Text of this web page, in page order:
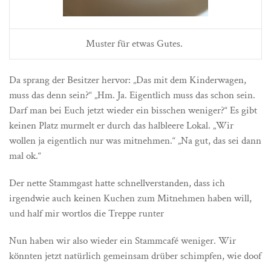
Muster für etwas Gutes.
Da sprang der Besitzer hervor: „Das mit dem Kinderwagen,
muss das denn sein?“ „Hm. Ja. Eigentlich muss das schon sein.
Darf man bei Euch jetzt wieder ein bisschen weniger?“ Es gibt
keinen Platz murmelt er durch das halbleere Lokal. „Wir
wollen ja eigentlich nur was mitnehmen.“ „Na gut, das sei dann
mal ok.“
Der nette Stammgast hatte schnellverstanden, dass ich
irgendwie auch keinen Kuchen zum Mitnehmen haben will,
und half mir wortlos die Treppe runter
Nun haben wir also wieder ein Stammcafé weniger. Wir
könnten jetzt natürlich gemeinsam drüber schimpfen, wie doof